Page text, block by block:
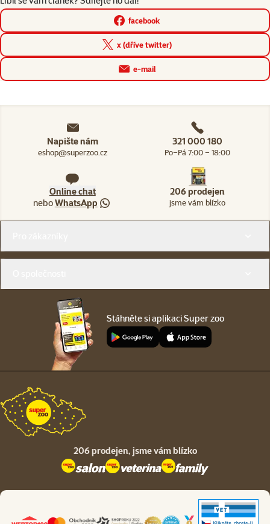
facebook
x (dříve twitter)
e-mail
Napište nám
eshop@superzoo.cz
321 000 180
Po–Pá 7:00 – 18:00
Online chat
neboWhatsApp
206 prodejen
jsme vám blízko
Stáhněte si aplikaci Super zoo
206 prodejen, jsme vám blízko